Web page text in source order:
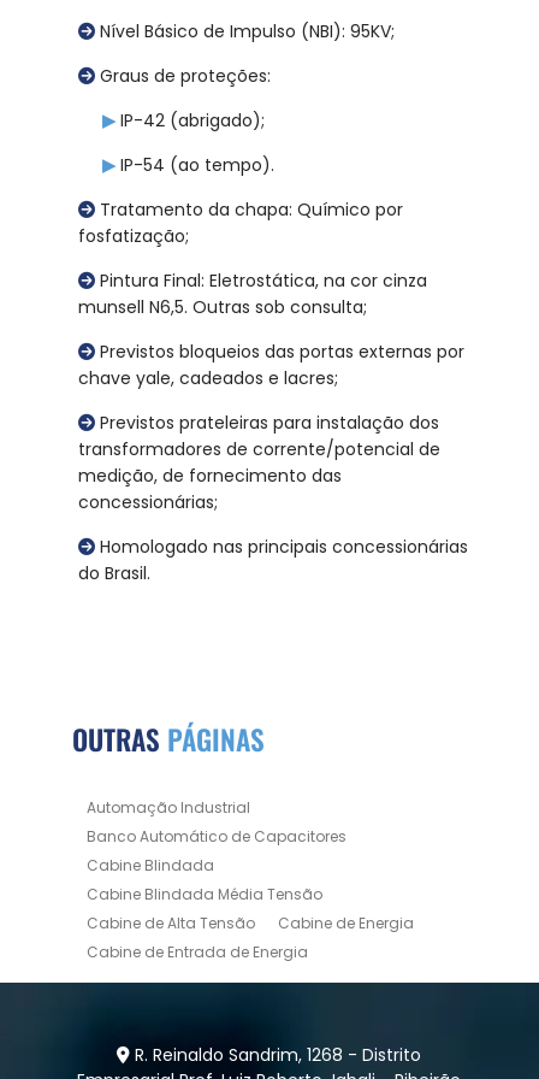
Nível Básico de Impulso (NBI): 95KV;
Graus de proteções:
▶IP-42 (abrigado);
▶IP-54 (ao tempo).
Tratamento da chapa: Químico por
fosfatização;
Pintura Final: Eletrostática, na cor cinza
munsell N6,5. Outras sob consulta;
Previstos bloqueios das portas externas por
chave yale, cadeados e lacres;
Previstos prateleiras para instalação dos
transformadores de corrente/potencial de
medição, de fornecimento das
concessionárias;
Homologado nas principais concessionárias
do Brasil.
OUTRAS PÁGINAS
Automação Industrial
Banco Automático de Capacitores
Cabine Blindada
Cabine Blindada Média Tensão
Cabine de Alta Tensão
Cabine de Energia
Cabine de Entrada de Energia
Cabine de Força
Cabine de Medição
Cabine de Transformação de Energia
R. Reinaldo Sandrim, 1268 - Distrito